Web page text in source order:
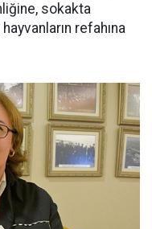
sokakta
refahına